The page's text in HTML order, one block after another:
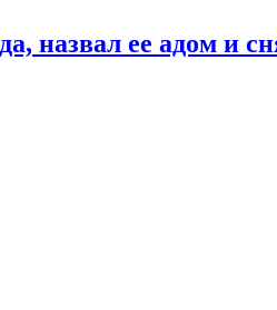
назвал ее адом и